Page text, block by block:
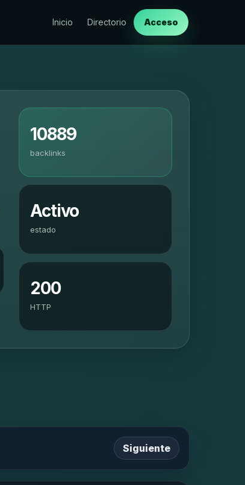
Inicio Directorio Acceso
10889
backlinks
Activo
estado
200
HTTP
Siguiente